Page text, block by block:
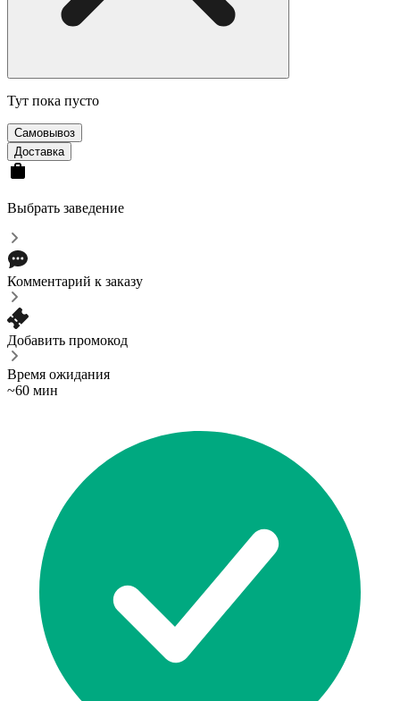
Тут пока пусто
Cамовывоз
Доставка
Выбрать заведение
Комментарий к заказу
Добавить промокод
Время ожидания
~60 мин